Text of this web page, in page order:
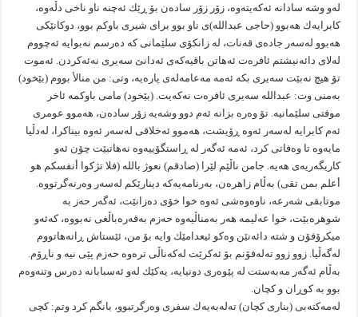
له‌و وشه‌ سادانه‌ ئه‌كه‌یته‌وه‌، زۆر زۆر ساده‌ن بۆ ڕێك ئه‌چنه‌ ناو ناخى دڵه‌وه‌،
كابرایه‌ك هه‌بوو (حاجى عبدالله)ى ناو بوو براى شیرى باوكم بوو، دوكانێكى
هه‌بوو له‌سه‌ر جاده‌ى قه‌نات، له‌ زانكۆى سلێمانى كه‌ ده‌رسم نه‌بوایه‌ ئه‌چووم
له‌لاى دائه‌نیشتم ئافره‌ت ئه‌هاتن باقیه‌كه‌ى ئه‌دانێ سه‌یرى نه‌ئه‌كردن. ئه‌موت
تۆ هیچ نه‌بێت سه‌یرى بكه‌ ئه‌مه‌ مه‌عامه‌له‌ى پاره‌یه‌، وتى: من منالأ بووم (بێخود)
به‌منى وت: عبدالله سه‌یرى ئافره‌ت نه‌كه‌یت. (بێخود) مامى باوكمه‌ ئاخر
موفتى سلێمانیه‌. تۆ وه‌ره‌ بزانه‌ ئه‌م دوو وشه‌یه‌ زۆر ساده‌ن، هه‌موو عومرى
ئه‌م كابرایه‌ له‌سه‌ر ئه‌وه‌ ڕۆیشت، هه‌موو ئه‌خلاقى له‌سه‌ر ئه‌وه‌ بیناكرا، له‌دڵیا
مایه‌وه‌ تا وه‌فاتى كرد، ئه‌مه‌ ئه‌گه‌ر له‌ ڕاستگۆییه‌وه‌ نه‌هاتبێت چۆن ئه‌و
كاریگه‌ریه‌ى هه‌یه‌. جامن ناڵێم لێرا (صادقم) نعوژ بالله (فلا تژكوا أنفسكم هو
أعلم بمن تقى) به‌ڵام زاهره‌ن، به‌رنامه‌یه‌كه‌ دینارێكم له‌سه‌ر وه‌رنه‌گرتووه‌.
موتابقى شه‌رعه‌، ناوه‌وه‌شى ئه‌وه‌ خوا خۆى ده‌زانێت، ئه‌گه‌ر حه‌ز به‌
شوهره‌بێت، خوا عه‌لیمه‌ هه‌ر به‌مناڵیه‌وه‌ حه‌زم به‌قه‌ره‌باڵغى نه‌بووه‌، كه‌ئه‌و
میكرۆفۆن و شته‌ دائه‌نێن وه‌كو ئیعدامێك وایه‌ بۆ من، ئێستاش ڕانه‌هاتووم
له‌گه‌ڵیا. زوو زوو ته‌له‌فۆنم بۆ ئه‌كرێت له‌كه‌ناڵى تره‌وه‌ حه‌زم پێى نیه‌ و ناڕۆم.
به‌ڵام ئه‌گه‌ر مه‌به‌ستت له‌ پێوه‌رى دونیایه‌، یه‌كێك له‌و ئه‌سبابانه‌ ده‌رس وتنه‌وه‌م
بوو به‌ كوڕان و كچان.
له‌مه‌كته‌بى (بنارى كچان) ته‌له‌به‌یه‌ك سفرى وه‌رگرتبوو، بانگم كرد وتم: كچى